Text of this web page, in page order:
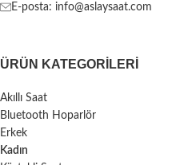
E-posta: info@aslaysaat.com
ÜRÜN KATEGORILERI
Akıllı Saat
Bluetooth Hoparlör
Erkek
Kadın